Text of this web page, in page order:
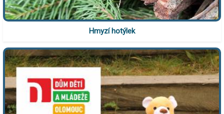
Hmyzí hotýlek